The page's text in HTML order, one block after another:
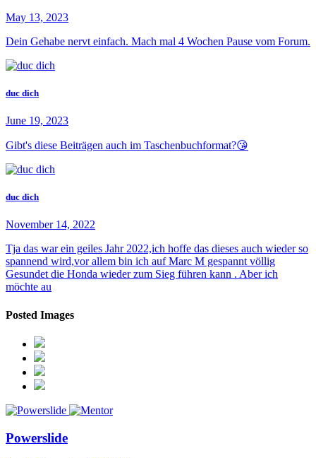
May 13, 2023
Dein Gehabe nervt einfach. Mach mal 4 Wochen Pause vom Forum.
duc dich
June 19, 2023
Gibt's diese Beiträgen auch im Taschenbuchformat?😘
duc dich
November 14, 2022
Tja das war ein geiles Jahr 2022,ich hoffe das dieses auch wieder so
spannend wird,vor allem bin ich auf Marc M gespannt völlig
Gesundet die Honda wieder zum Sieg führen kann . Aber ich
möchte au
Posted Images
Powerslide